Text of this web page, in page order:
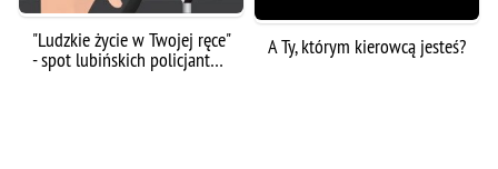
"Ludzkie życie w Twojej ręce"
- spot lubińskich policjant… A Ty, którym kierowcą jesteś?